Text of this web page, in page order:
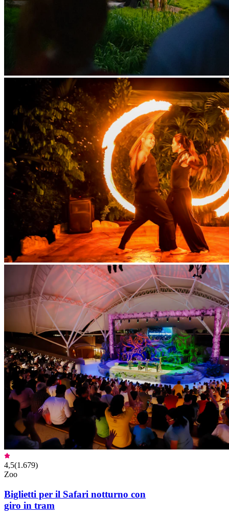
4,5(1.679)
Zoo
Biglietti per il Safari notturno con
giro in tram